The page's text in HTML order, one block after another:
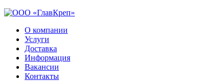
О компании
Услуги
Доставка
Информация
Вакансии
Контакты